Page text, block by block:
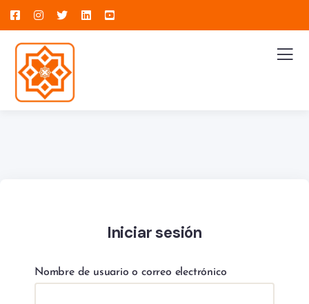
Iniciar sesión
Nombre de usuario o correo electrónico